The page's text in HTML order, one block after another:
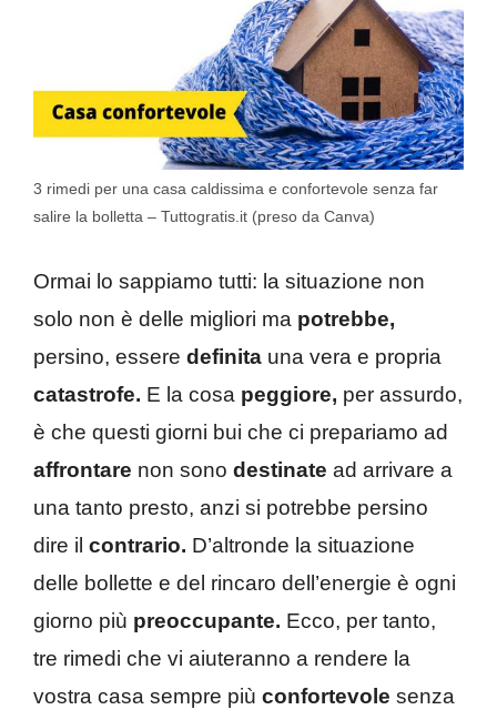
3 rimedi per una casa caldissima e confortevole senza far
salire la bolletta – Tuttogratis.it (preso da Canva)
Ormai lo sappiamo tutti: la situazione non
solo non è delle migliori ma potrebbe,
persino, essere definita una vera e propria
catastrofe. E la cosa peggiore, per assurdo,
è che questi giorni bui che ci prepariamo ad
affrontare non sono destinate ad arrivare a
una tanto presto, anzi si potrebbe persino
dire il contrario. D’altronde la situazione
delle bollette e del rincaro dell’energie è ogni
giorno più preoccupante. Ecco, per tanto,
tre rimedi che vi aiuteranno a rendere la
vostra casa sempre più confortevole senza